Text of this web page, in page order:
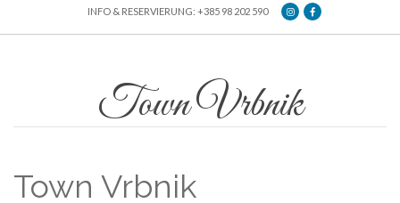
INFO & RESERVIERUNG: +385 98 202 590
Town Vrbnik
Town Vrbnik